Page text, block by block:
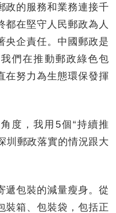
政的服務和業務連接千
都在堅守人民郵政為人
央企責任。中國郵政是
們在推動郵政綠色包
在努力為生態環保發揮
，我用5個“持續推
圳郵政落實的情況跟大
包裝的減量瘦身。從
裝箱、包裝袋，包括正